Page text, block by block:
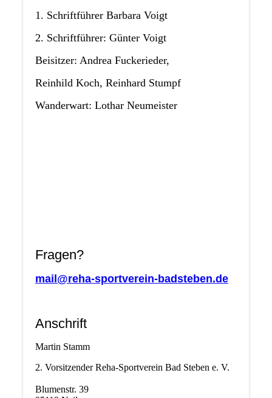
1. Schriftführer Barbara Voigt
2. Schriftführer: Günter Voigt
Beisitzer: Andrea Fuckerieder,
Reinhild Koch, Reinhard Stumpf
Wanderwart: Lothar Neumeister
Fragen?
mail@reha-sportverein-badsteben.de
Anschrift
Martin Stamm
2. Vorsitzender Reha-Sportverein Bad Steben e. V.
Blumenstr. 39